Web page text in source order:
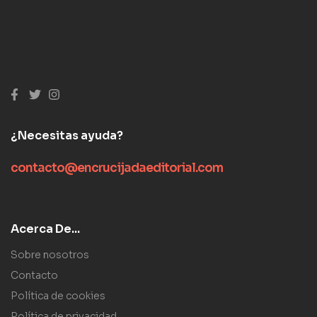
¿Necesitas ayuda?
contacto@encrucijadaeditorial.com
Acerca De...
Sobre nosotros
Contacto
Política de cookies